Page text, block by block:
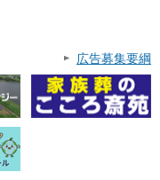
広告募集要綱